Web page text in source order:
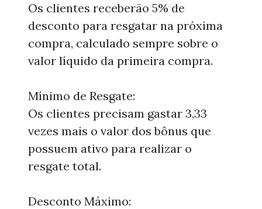
Os clientes receberão 5% de
desconto para resgatar na próxima
compra, calculado sempre sobre o
valor líquido da primeira compra.
Mínimo de Resgate:
Os clientes precisam gastar 3,33
vezes mais o valor dos bônus que
possuem ativo para realizar o
resgate total.
Desconto Máximo: